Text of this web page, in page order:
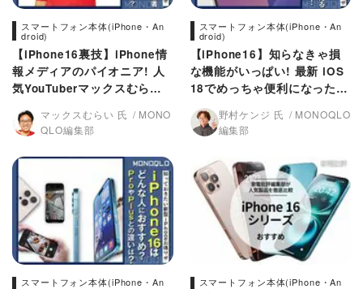
スマートフォン本体(iPhone・An
droid)
【iPhone16裏技】iPhone情
報メディアのパイオニア! 人
気YouTuberマックスむらい
マックスむらい 氏
MONO
QLO編集部
スマートフォン本体(iPhone・An
droid)
【iPhone16】知らなきゃ損
な機能がいっぱい! 最新 iOS
18でめっちゃ便利になった(M
ONOQLO)
野村ケンジ 氏
MONOQLO
編集部
スマートフォン本体(iPhone・An スマートフォン本体(iPhone・An